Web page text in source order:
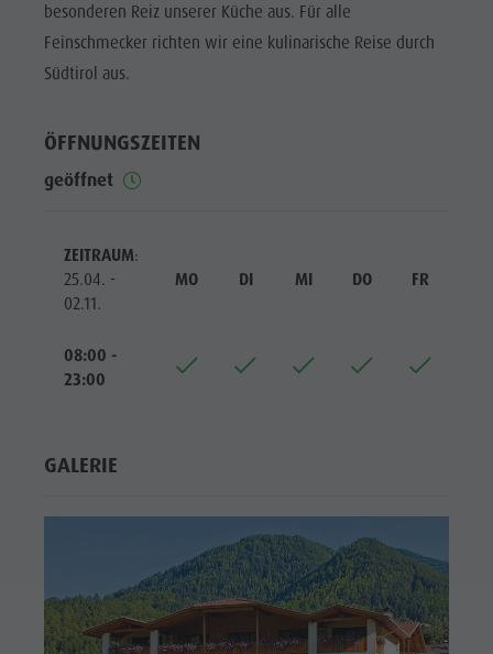
SEHENSWÜRDIGKEITEN
HANDWERK
HIGHLIGHT
Reiten
Tennis
Schwimmen
Katalogservice
Ortstaxe
Urlaub mit Hund
FAQ
besonderen Reiz unserer Küche aus. Für alle
Feinschmecker richten wir eine kulinarische Reise durch
Südtirol aus.
ÖFFNUNGSZEITEN
geöffnet
ZEITRAUM:
25.04. -
02.11.
MO DI MI DO FR
08:00 -
23:00
GALERIE